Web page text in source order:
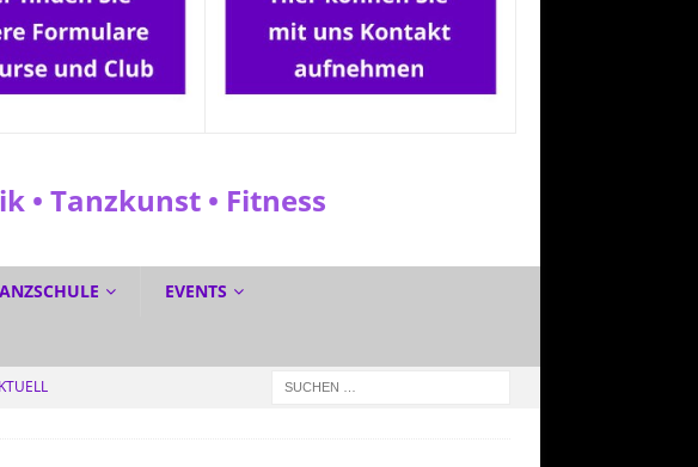
• Tanzkunst • Fitness
EVENTS